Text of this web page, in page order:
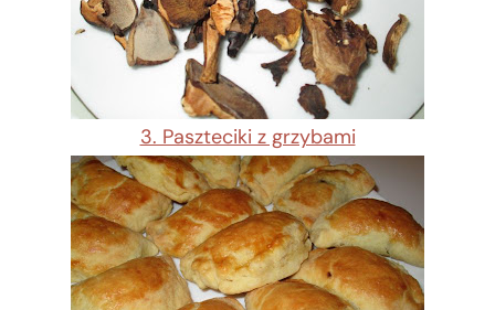
3. Paszteciki z grzybami